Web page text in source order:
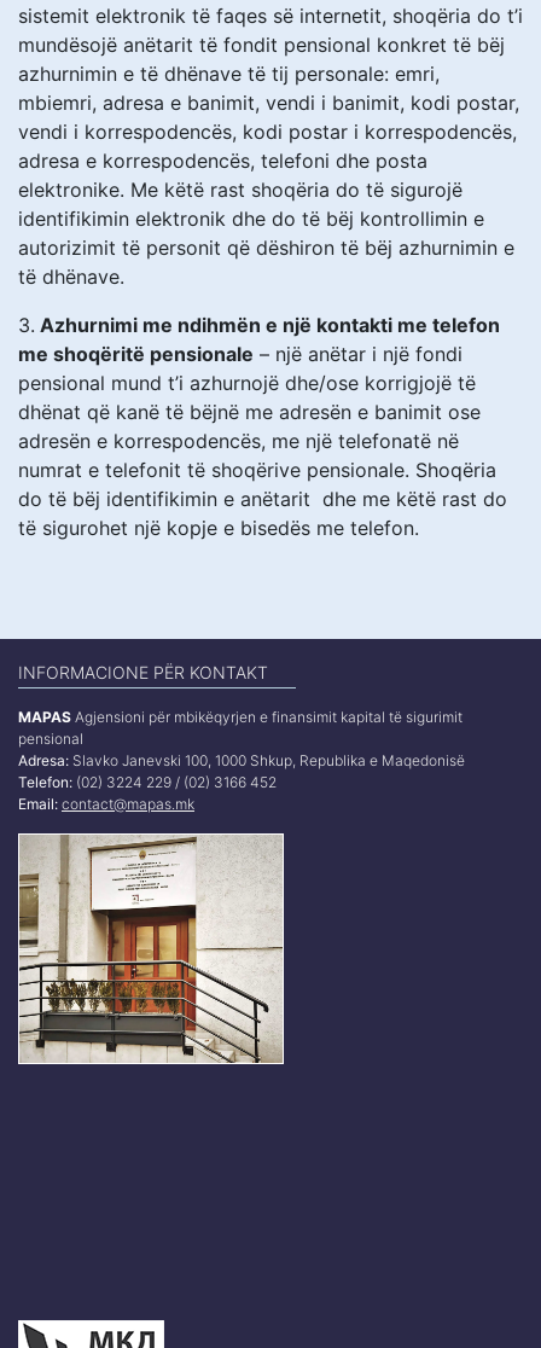
sistemit elektronik të faqes së internetit, shoqëria do t’i
mundësojë anëtarit të fondit pensional konkret të bëj
azhurnimin e të dhënave të tij personale: emri,
mbiemri, adresa e banimit, vendi i banimit, kodi postar,
vendi i korrespodencës, kodi postar i korrespodencës,
adresa e korrespodencës, telefoni dhe posta
elektronike. Me këtë rast shoqëria do të sigurojë
identifikimin elektronik dhe do të bëj kontrollimin e
autorizimit të personit që dëshiron të bëj azhurnimin e
të dhënave.
3. Azhurnimi me ndihmën e një kontakti me telefon
me shoqëritë pensionale – një anëtar i një fondi
pensional mund t’i azhurnojë dhe/ose korrigjojë të
dhënat që kanë të bëjnë me adresën e banimit ose
adresën e korrespodencës, me një telefonatë në
numrat e telefonit të shoqërive pensionale. Shoqëria
do të bëj identifikimin e anëtarit dhe me këtë rast do
të sigurohet një kopje e bisedës me telefon.
INFORMACIONE PËR KONTAKT
MAPAS Agjensioni për mbikëqyrjen e finansimit kapital të sigurimit
pensional
Adresa: Slavko Janevski 100, 1000 Shkup, Republika e Maqedonisë
Telefon: (02) 3224 229 / (02) 3166 452
Email: contact@mapas.mk